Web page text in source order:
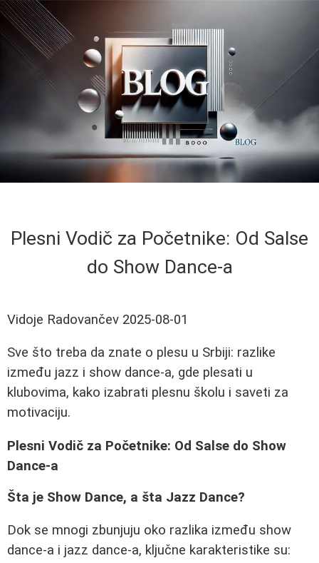
Plesni Vodič za Početnike: Od Salse
do Show Dance-a
Vidoje Radovančev 2025-08-01
Sve što treba da znate o plesu u Srbiji: razlike
između jazz i show dance-a, gde plesati u
klubovima, kako izabrati plesnu školu i saveti za
motivaciju.
Plesni Vodič za Početnike: Od Salse do Show
Dance-a
Šta je Show Dance, a šta Jazz Dance?
Dok se mnogi zbunjuju oko razlika između show
dance-a i jazz dance-a, ključne karakteristike su: